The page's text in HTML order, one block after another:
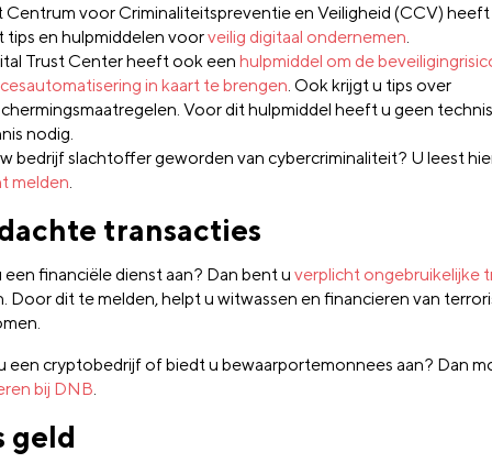
Centrum voor Criminaliteitspreventie en Veiligheid (CCV)
tips en hulpmiddelen voorveilig digitaal ondernemen.
Trust Center heeft ook een hulpmiddel om de
in kaart te brengen. Ook krijgt u tips over
Voor dit hulpmiddel heeft u geen
nodig.
bedrijf slachtoffer geworden van cybercriminaliteit? U leest
melden.
transacties
een financiële dienst aan? Dan bent u verplicht ongebruikelijke
Door dit te melden, helpt u witwassen en financieren van
een cryptobedrijf of biedt u bewaarportemonnees aan? Dan
bij DNB
geld